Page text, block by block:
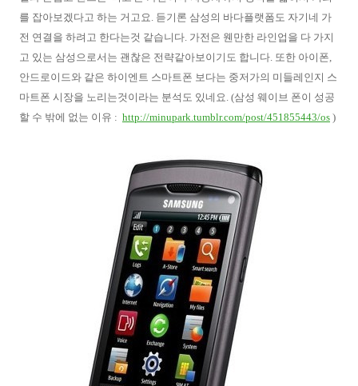
를 잡아보겠다고 하는 거고요. 듣기론 삼성의 바다플랫폼도 자기네 가
전 연결을 하려고 한다는것 같습니다. 가전은 웬만한 라인업을 다 가지
고 있는 삼성으로서는 괜찮은 전략같아보이기도 합니다. 또한 아이폰,
안드로이드와 같은 하이엔트 스마트폰 보다는 중저가의 미들레인지 스
마트폰 시장을 노리는것이라는 분석도 있네요. (삼성 웨이브 폰이 성공
할 수 밖에 없는 이유 : http://minupark.tumblr.com/post/451855443/os )